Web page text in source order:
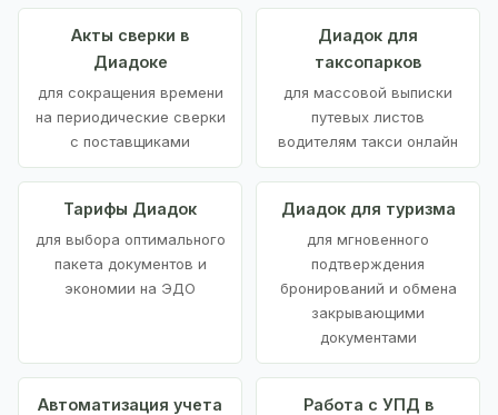
Акты сверки в
Диадоке
для сокращения времени
на периодические сверки
с поставщиками
Диадок для
таксопарков
для массовой выписки
путевых листов
водителям такси онлайн
Тарифы Диадок
для выбора оптимального
пакета документов и
экономии на ЭДО
Диадок для туризма
для мгновенного
подтверждения
бронирований и обмена
закрывающими
документами
Автоматизация учета
Работа с УПД в